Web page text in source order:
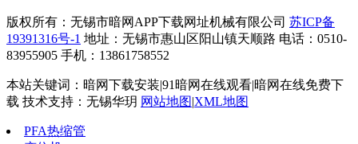
版权所有：无锡市暗网APP下载网址机械有限公司 苏ICP备
19391316号-1 地址：无锡市惠山区阳山镇天顺路 电话：0510-
83955905 手机：13861758552
本站关键词：暗网下载安装|91暗网在线观看|暗网在线免费下
载 技术支持：无锡华玥 网站地图|XML地图
PFA热缩管